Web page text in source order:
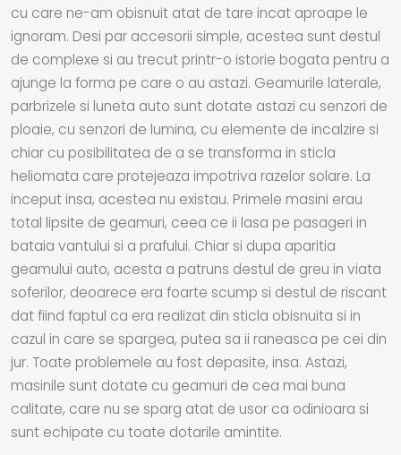
cu care ne-am obisnuit atat de tare incat aproape le
ignoram. Desi par accesorii simple, acestea sunt destul
de complexe si au trecut printr-o istorie bogata pentru a
ajunge la forma pe care o au astazi. Geamurile laterale,
parbrizele si luneta auto sunt dotate astazi cu senzori de
ploaie, cu senzori de lumina, cu elemente de incalzire si
chiar cu posibilitatea de a se transforma in sticla
heliomata care protejeaza impotriva razelor solare. La
inceput insa, acestea nu existau. Primele masini erau
total lipsite de geamuri, ceea ce ii lasa pe pasageri in
bataia vantului si a prafului. Chiar si dupa aparitia
geamului auto, acesta a patruns destul de greu in viata
soferilor, deoarece era foarte scump si destul de riscant
dat fiind faptul ca era realizat din sticla obisnuita si in
cazul in care se spargea, putea sa ii raneasca pe cei din
jur. Toate problemele au fost depasite, insa. Astazi,
masinile sunt dotate cu geamuri de cea mai buna
calitate, care nu se sparg atat de usor ca odinioara si
sunt echipate cu toate dotarile amintite.